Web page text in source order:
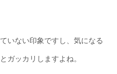
いない印象ですし、気になる
ガッカリしますよね。